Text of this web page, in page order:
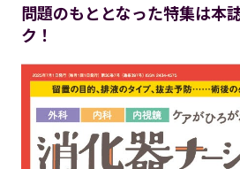
問題のもととなった特集は本
ク！